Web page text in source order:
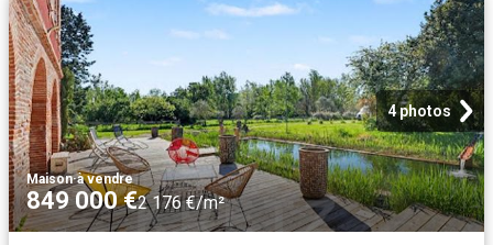
4 photos
Maison·à vendre
849 000 €2 176 €/m²